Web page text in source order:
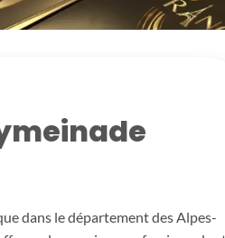
dans le département des Alpes-